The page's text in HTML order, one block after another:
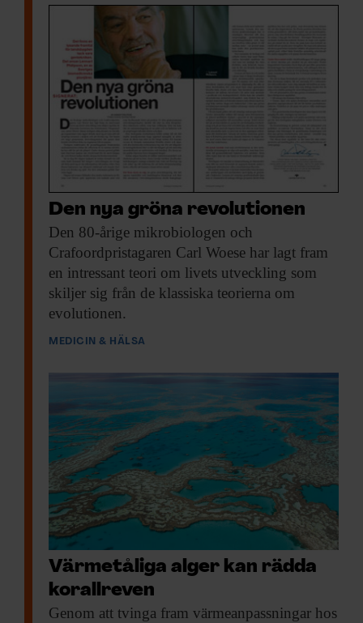
Den nya gröna revolutionen
Den 80-årige mikrobiologen och
Crafoordpristagaren Carl Woese har lagt fram
en intressant teori om livets utveckling som
skiljer sig från de klassiska teorierna om
evolutionen.
MEDICIN & HÄLSA
Värmetåliga alger kan rädda
korallreven
Genom att tvinga fram värmeanpassningar hos